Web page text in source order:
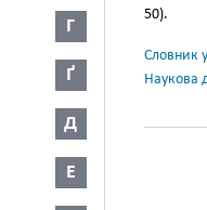
Г
Ґ
Д
Е
50).
Словник
Наукова